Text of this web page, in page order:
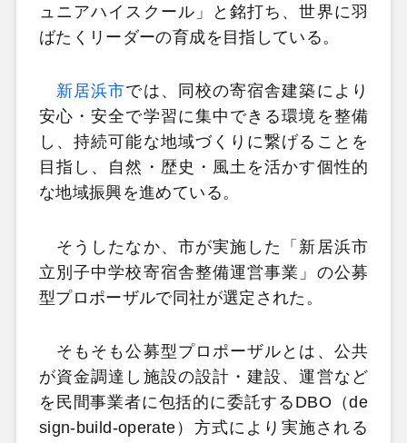
ュニアハイスクール」と銘打ち、世界に羽
ばたくリーダーの育成を目指している。
新居浜市では、同校の寄宿舎建築により
安心・安全で学習に集中できる環境を整備
し、持続可能な地域づくりに繋げることを
目指し、自然・歴史・風土を活かす個性的
な地域振興を進めている。
そうしたなか、市が実施した「新居浜市
立別子中学校寄宿舎整備運営事業」の公募
型プロポーザルで同社が選定された。
そもそも公募型プロポーザルとは、公共
が資金調達し施設の設計・建設、運営など
を民間事業者に包括的に委託するDBO（de
sign-build-operate）方式により実施される